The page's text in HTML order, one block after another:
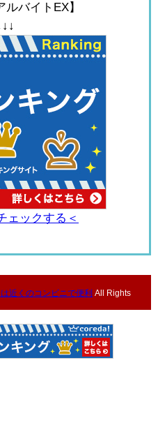
バイトEX】
ェックする＜
近くのコンビニで便利 All Rights